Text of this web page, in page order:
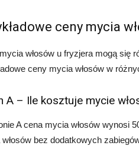
ceny mycia
włosów u fryzjera mogą się
ceny mycia włosów w
A – Ile kosztuje mycie
A cena mycia włosów wynosi
bez dodatkowych